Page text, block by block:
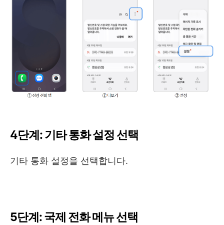
4단계: 기타 통화 설정 선택
기타 통화 설정을 선택합니다.
5단계: 국제 전화 메뉴 선택